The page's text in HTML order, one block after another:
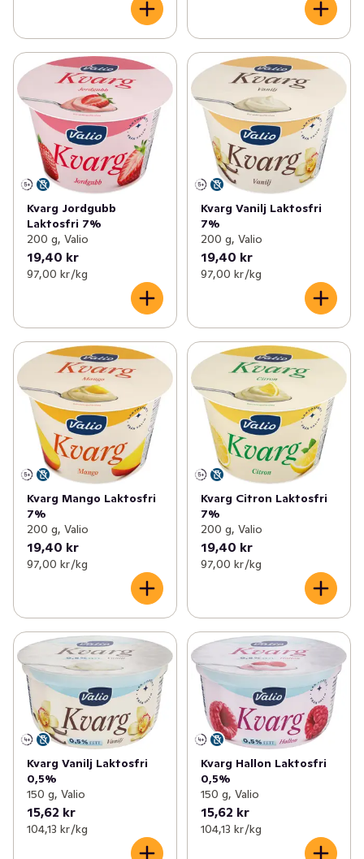
Kvarg Jordgubb
Laktosfri 7%
200 g, Valio
19,40 kr
97,00 kr /kg
Kvarg Vanilj Laktosfri
7%
200 g, Valio
19,40 kr
97,00 kr /kg
Kvarg Mango Laktosfri
7%
200 g, Valio
19,40 kr
97,00 kr /kg
Kvarg Citron Laktosfri
7%
200 g, Valio
19,40 kr
97,00 kr /kg
Kvarg Vanilj Laktosfri
0,5%
150 g, Valio
15,62 kr
104,13 kr /kg
Kvarg Hallon Laktosfri
0,5%
150 g, Valio
15,62 kr
104,13 kr /kg